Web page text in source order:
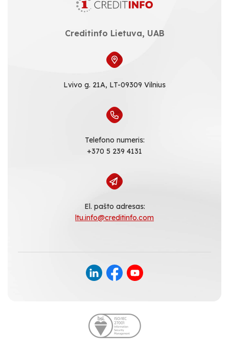
Creditinfo Lietuva, UAB
Lvivo g. 21A, LT-09309 Vilnius
Telefono numeris:
+370 5 239 4131
El. pašto adresas:
ltu.info@creditinfo.com